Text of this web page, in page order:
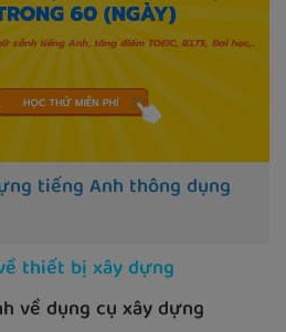
tiếng Anh thông dụng
thiết bị xây dựng
về dụng cụ xây dựng